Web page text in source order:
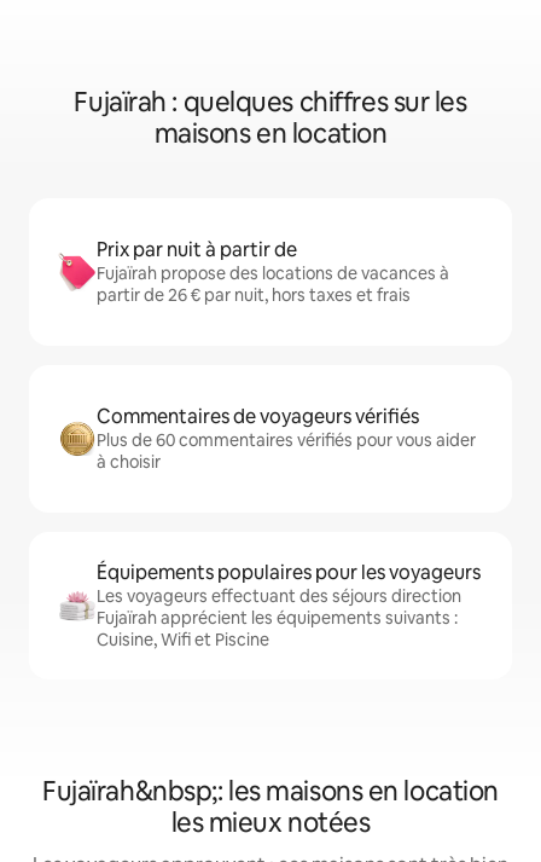
Fujaïrah : quelques chiffres sur les
maisons en location
Prix par nuit à partir de
Fujaïrah propose des locations de vacances à
partir de 26 € par nuit, hors taxes et frais
Commentaires de voyageurs vérifiés
Plus de 60 commentaires vérifiés pour vous aider
à choisir
Équipements populaires pour les voyageurs
Les voyageurs effectuant des séjours direction
Fujaïrah apprécient les équipements suivants :
Cuisine, Wifi et Piscine
Fujaïrah&nbsp;: les maisons en location
les mieux notées